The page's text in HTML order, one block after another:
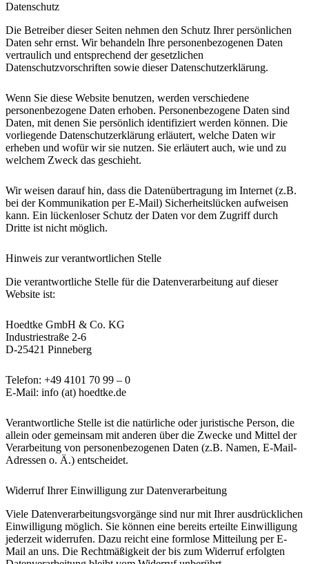
Datenschutz
Die Betreiber dieser Seiten nehmen den Schutz Ihrer persönlichen
Daten sehr ernst. Wir behandeln Ihre personenbezogenen Daten
vertraulich und entsprechend der gesetzlichen
Datenschutzvorschriften sowie dieser Datenschutzerklärung.
Wenn Sie diese Website benutzen, werden verschiedene
personenbezogene Daten erhoben. Personenbezogene Daten sind
Daten, mit denen Sie persönlich identifiziert werden können. Die
vorliegende Datenschutzerklärung erläutert, welche Daten wir
erheben und wofür wir sie nutzen. Sie erläutert auch, wie und zu
welchem Zweck das geschieht.
Wir weisen darauf hin, dass die Datenübertragung im Internet (z.B.
bei der Kommunikation per E-Mail) Sicherheitslücken aufweisen
kann. Ein lückenloser Schutz der Daten vor dem Zugriff durch
Dritte ist nicht möglich.
Hinweis zur verantwortlichen Stelle
Die verantwortliche Stelle für die Datenverarbeitung auf dieser
Website ist:
Hoedtke GmbH & Co. KG
Industriestraße 2-6
D-25421 Pinneberg
Telefon: +49 4101 70 99 – 0
E-Mail: info (at) hoedtke.de
Verantwortliche Stelle ist die natürliche oder juristische Person, die
allein oder gemeinsam mit anderen über die Zwecke und Mittel der
Verarbeitung von personenbezogenen Daten (z.B. Namen, E-Mail-
Adressen o. Ä.) entscheidet.
Widerruf Ihrer Einwilligung zur Datenverarbeitung
Viele Datenverarbeitungsvorgänge sind nur mit Ihrer ausdrücklichen
Einwilligung möglich. Sie können eine bereits erteilte Einwilligung
jederzeit widerrufen. Dazu reicht eine formlose Mitteilung per E-
Mail an uns. Die Rechtmäßigkeit der bis zum Widerruf erfolgten